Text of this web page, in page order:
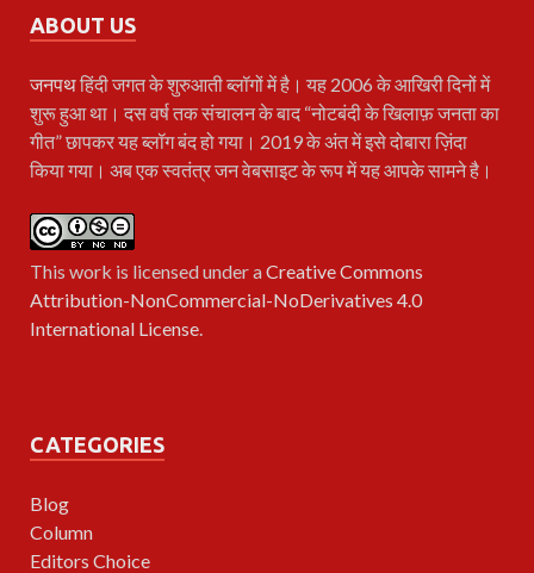
ABOUT US
जनपथहिंदी जगत के शुरुआती ब्लॉगों में है। यह 2006 के आखिरी दिनों में
शुरू हुआ था। दस वर्ष तक संचालन के बाद “नोटबंदी के खिलाफ़ जनता का
गीत” छापकर यह ब्लॉग बंद हो गया। 2019 के अंत में इसे दोबारा ज़िंदा
किया गया। अब एक स्वतंत्र जन वेबसाइट के रूप में यह आपके सामने है।
This work is licensed under aCreative Commons
Attribution-NonCommercial-NoDerivatives 4.0
International License.
CATEGORIES
Blog
Column
Editors Choice